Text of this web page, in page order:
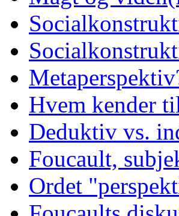
Hvem kender
Deduktiv vs.
Foucault,
Ordet